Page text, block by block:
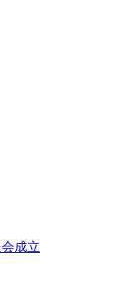
成立